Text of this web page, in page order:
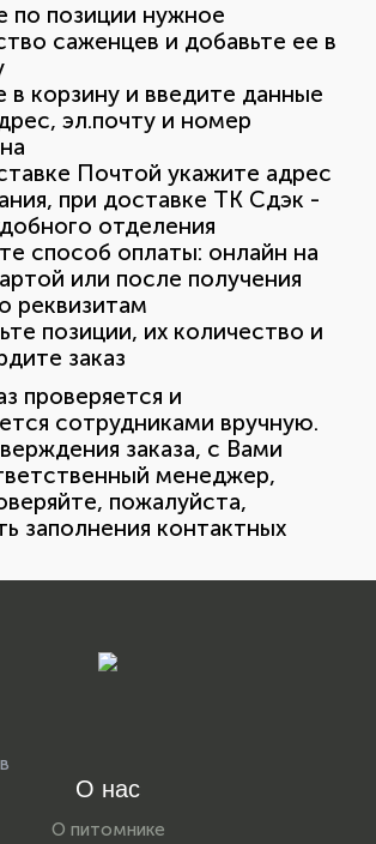
по позиции нужное
саженцев и добавьте ее в
в корзину и введите данные
эл.почту и номер
Почтой укажите адрес
при доставке ТК Сдэк -
отделения
способ оплаты: онлайн на
или после получения
реквизитам
позиции, их количество и
заказ
проверяется и
сотрудниками вручную.
заказа, с Вами
менеджер,
пожалуйста,
заполнения контактных
О нас
О питомнике